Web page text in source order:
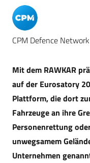
CPM Defence Network
Mit dem RAWKAR
auf der Eurosatory
Plattform, die dort
Fahrzeuge an ihre
Personenrettung
unwegsamem
Unternehmen